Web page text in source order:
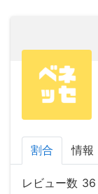
割合 情報
レビュー数 36